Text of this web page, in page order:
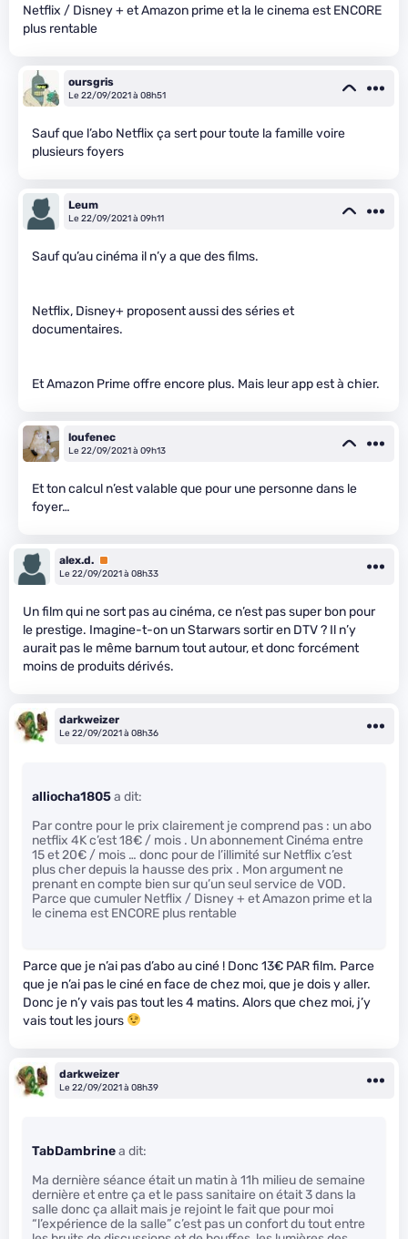
Netflix / Disney + et Amazon prime et la le cinema est ENCORE
plus rentable
oursgris
Le 22/09/2021 à 08h51
Sauf que l’abo Netflix ça sert pour toute la famille voire
plusieurs foyers
Leum
Le 22/09/2021 à 09h11
Sauf qu’au cinéma il n’y a que des films.
Netflix, Disney+ proposent aussi des séries et
documentaires.
Et Amazon Prime offre encore plus. Mais leur app est à chier.
loufenec
Le 22/09/2021 à 09h13
Et ton calcul n’est valable que pour une personne dans le
foyer…
alex.d. Premium
Le 22/09/2021 à 08h33
Un film qui ne sort pas au cinéma, ce n’est pas super bon pour
le prestige. Imagine-t-on un Starwars sortir en DTV ? Il n’y
aurait pas le même barnum tout autour, et donc forcément
moins de produits dérivés.
darkweizer
Le 22/09/2021 à 08h36
alliocha1805a dit:
Par contre pour le prix clairement je comprend pas : un abo
netflix 4K c’est 18€ / mois . Un abonnement Cinéma entre
15 et 20€ / mois … donc pour de l’illimité sur Netflix c’est
plus cher depuis la hausse des prix . Mon argument ne
prenant en compte bien sur qu’un seul service de VOD.
Parce que cumuler Netflix / Disney + et Amazon prime et la
le cinema est ENCORE plus rentable
Parce que je n’ai pas d’abo au ciné ! Donc 13€ PAR film. Parce
que je n’ai pas le ciné en face de chez moi, que je dois y aller.
Donc je n’y vais pas tout les 4 matins. Alors que chez moi, j’y
vais tout les jours
darkweizer
Le 22/09/2021 à 08h39
TabDambrinea dit:
Ma dernière séance était un matin à 11h milieu de semaine
dernière et entre ça et le pass sanitaire on était 3 dans la
salle donc ça allait mais je rejoint le fait que pour moi
“l’expérience de la salle” c’est pas un confort du tout entre